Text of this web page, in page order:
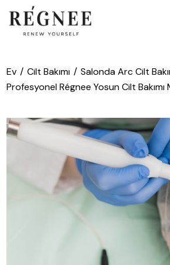
atla
Ev Cilt Bakımı
Salonda Arc Cilt
Profesyonel Régnee Yosun Cilt Bakımı